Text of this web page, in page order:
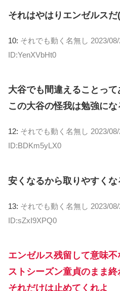
それはやはりエンゼルスだ
10: それでも動く名無し 2023/
ID:YenXVbHt0
大谷でも間違えることっ
この大谷の怪我は勉強にな
12: それでも動く名無し 2023/
ID:BDKm5yLX0
安くなるから取りやすくな
13: それでも動く名無し 2023/
ID:sZxI9XPQ0
エンゼルス残留して意味
ストシーズン童貞のまま
それだけは止めてくれよ